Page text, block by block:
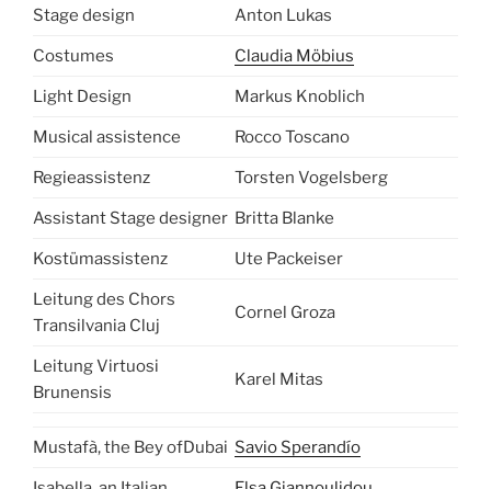
Stage design Anton Lukas
Costumes Claudia Möbius
Light Design Markus Knoblich
Musical assistence Rocco Toscano
Regieassistenz Torsten Vogelsberg
Assistant Stage designer Britta Blanke
Kostümassistenz Ute Packeiser
Leitung des Chors
Transilvania Cluj
Cornel Groza
Leitung Virtuosi
Brunensis
Karel Mitas
Mustafà, the Bey ofDubai Savio Sperandío